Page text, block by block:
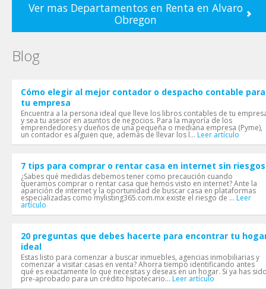
Ver mas Departamentos en Renta en Alvaro
Obregon
Blog
Cómo elegir al mejor contador o despacho contable para
tu empresa
Encuentra a la persona ideal que lleve los libros contables de tu
y sea tu asesor en asuntos de negocios. Para la mayoría de los
emprendedores y dueños de una pequeña o mediana empresa (Pyme),
un contador es alguien que, además de llevar los l... Leer artículo
7 tips para comprar o rentar casa en internet sin riesgos
¿Sabes qué medidas debemos tener como precaución cuando
queramos comprar o rentar casa que hemos visto en internet? Ante la
aparición de internet y la oportunidad de buscar casa en plataformas
especializadas como mylisting365.com.mx existe el riesgo de ... Leer
artículo
20 preguntas que debes hacerte para encontrar tu
ideal
Estas listo para comenzar a buscar inmuebles, agencias inmobiliarias y
comenzar a visitar casas en venta? Ahorra tiempo identificando antes
qué es exactamente lo que necesitas y deseas en un hogar. Si ya has
pre-aprobado para un crédito hipotecario... Leer artículo